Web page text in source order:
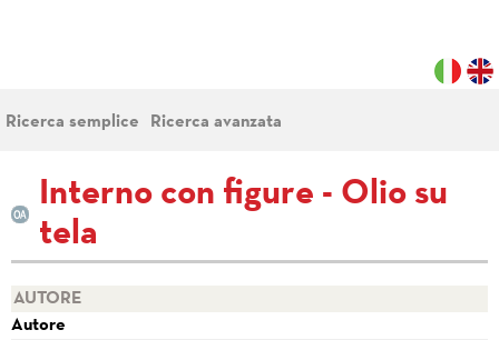
Ricerca semplice Ricerca avanzata
Interno con figure - Olio su
tela
AUTORE
Autore